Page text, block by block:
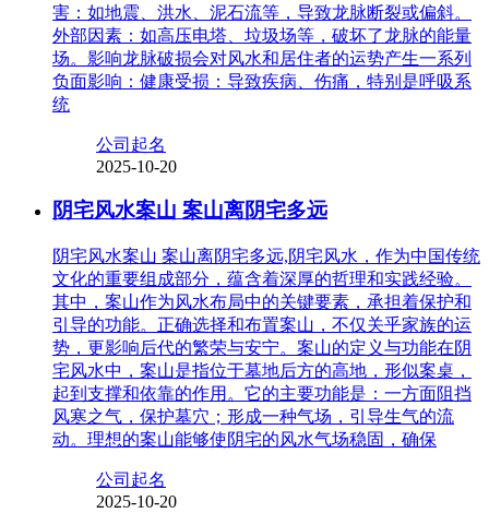
害：如地震、洪水、泥石流等，导致龙脉断裂或偏斜。
外部因素：如高压电塔、垃圾场等，破坏了龙脉的能量
场。影响龙脉破损会对风水和居住者的运势产生一系列
负面影响：健康受损：导致疾病、伤痛，特别是呼吸系
统
公司起名
2025-10-20
阴宅风水案山 案山离阴宅多远
阴宅风水案山 案山离阴宅多远,阴宅风水，作为中国传统
文化的重要组成部分，蕴含着深厚的哲理和实践经验。
其中，案山作为风水布局中的关键要素，承担着保护和
引导的功能。正确选择和布置案山，不仅关乎家族的运
势，更影响后代的繁荣与安宁。案山的定义与功能在阴
宅风水中，案山是指位于墓地后方的高地，形似案桌，
起到支撑和依靠的作用。它的主要功能是：一方面阻挡
风寒之气，保护墓穴；形成一种气场，引导生气的流
动。理想的案山能够使阴宅的风水气场稳固，确保
公司起名
2025-10-20